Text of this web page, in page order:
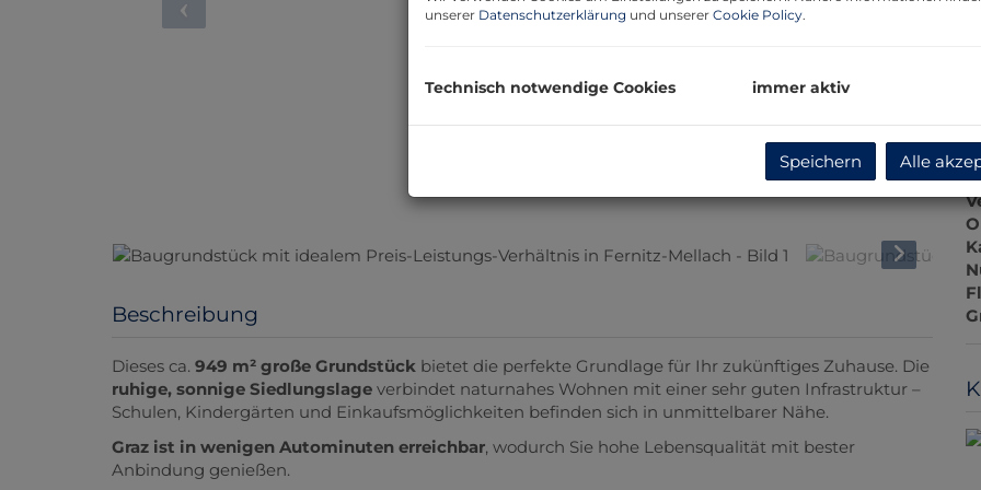
Beschreibung
Dieses ca. 949 m² große Grundstück bietet die perfekte Grundlage für Ihr zukünftiges Zuhause. Die
ruhige, sonnige Siedlungslage verbindet naturnahes Wohnen mit einer sehr guten Infrastruktur –
Schulen, Kindergärten und Einkaufsmöglichkeiten befinden sich in unmittelbarer Nähe.
Graz ist in wenigen Autominuten erreichbar, wodurch Sie hohe Lebensqualität mit bester
Anbindung genießen.
unserer Datenschutzerklärung und unserer Cookie Policy.
Technisch notwendige Cookies immer aktiv
Speichern Alle